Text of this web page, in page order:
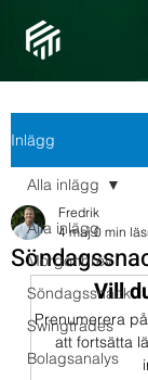
Inlägg
Alla inlägg
Morgonbrev
Söndagssnack
Swingtrades
Bolagsanalys
Alla inlägg
Fredrik
4 maj 0 min
Vill
Prenumerera
att fortsätta